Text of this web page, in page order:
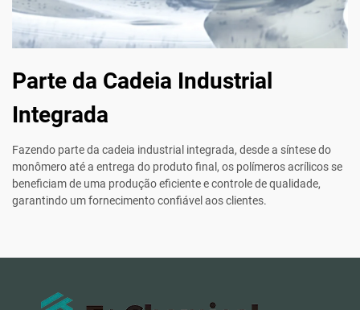
Parte da Cadeia Industrial
Integrada
Fazendo parte da cadeia industrial integrada, desde a síntese do
monômero até a entrega do produto final, os polímeros acrílicos se
beneficiam de uma produção eficiente e controle de qualidade,
garantindo um fornecimento confiável aos clientes.